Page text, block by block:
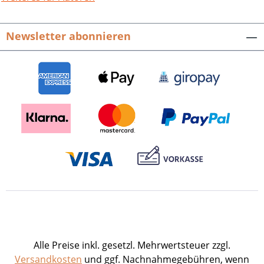
Newsletter abonnieren
Alle Preise inkl. gesetzl. Mehrwertsteuer zzgl.
Versandkosten und ggf. Nachnahmegebühren, wenn